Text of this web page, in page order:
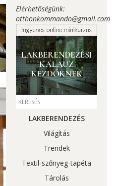
Elérhetőségünk:
otthonkommando@gmail.com
LAKBERENDEZÉS
Világítás
Trendek
Textil-szőnyeg-tapéta
Tárolás